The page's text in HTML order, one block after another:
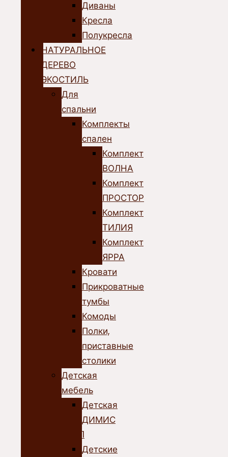
Диваны
Кресла
Полукресла
НАТУРАЛЬНОЕ
ДЕРЕВО
ЭКОСТИЛЬ
Для
спальни
Комплекты
спален
Комплект
ВОЛНА
Комплект
ПРОСТОР
Комплект
ТИЛИЯ
Комплект
ЯРРА
Кровати
Прикроватные
тумбы
Комоды
Полки,
приставные
столики
Детская
мебель
Детская
ДИМИС
1
Детские